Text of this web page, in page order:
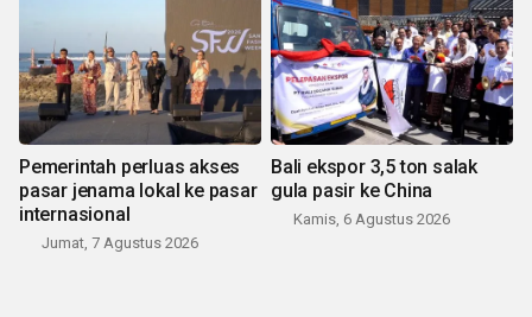
Pemerintah perluas akses
pasar jenama lokal ke pasar
internasional
Jumat, 7 Agustus 2026
Bali ekspor 3,5 ton salak
gula pasir ke China
Kamis, 6 Agustus 2026